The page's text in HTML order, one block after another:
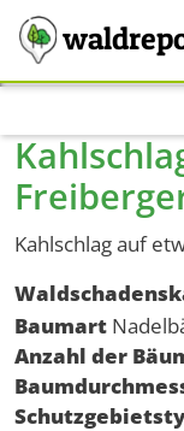
Kahlschlag auf
Baumart
Anzahl der